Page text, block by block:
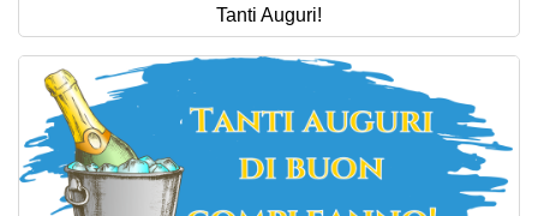
Tanti Auguri!